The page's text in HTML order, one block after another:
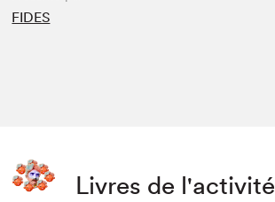
FIDES
Livres de l'activité